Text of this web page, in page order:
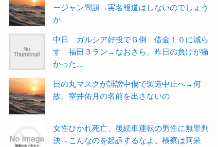
ージャン問題→実名報道はしないのでしょう
か
中日 ガルシア好投でＧ倒 借金１０に減ら
す 福田３ラン→なおさら、昨日の負けが痛
かった…
日の丸マスクが誹謗中傷で製造中止へ→何
故、室井佑月の名前を出さないの
女性ひかれ死亡、後続車運転の男性に無罪判
決→こんなのを起訴するなよ。検察は阿呆